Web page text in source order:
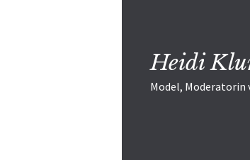
Heidi
Model, Moderatorin